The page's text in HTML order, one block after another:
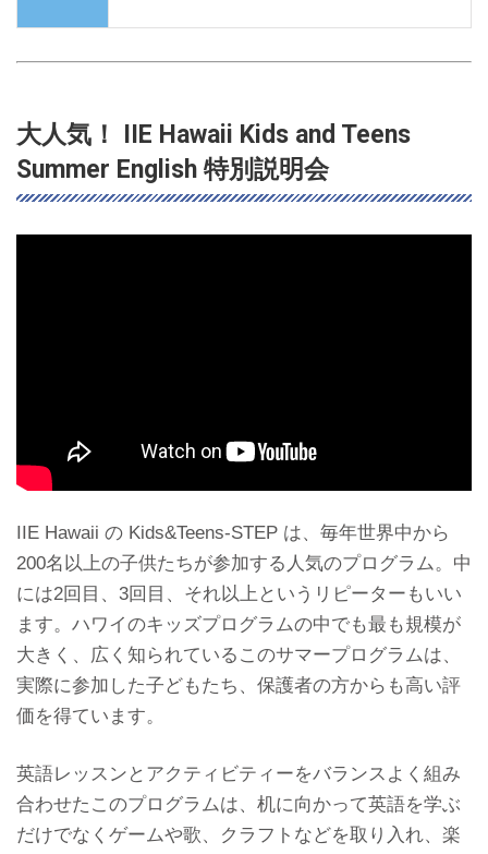
大人気！ IIE Hawaii Kids and Teens
Summer English 特別説明会
IIE Hawaii の Kids&Teens-STEP は、毎年世界中から
200名以上の子供たちが参加する人気のプログラム。中
には2回目、3回目、それ以上というリピーターもいい
ます。ハワイのキッズプログラムの中でも最も規模が
大きく、広く知られているこのサマープログラムは、
実際に参加した子どもたち、保護者の方からも高い評
価を得ています。
英語レッスンとアクティビティーをバランスよく組み
合わせたこのプログラムは、机に向かって英語を学ぶ
だけでなくゲームや歌、クラフトなどを取り入れ、楽